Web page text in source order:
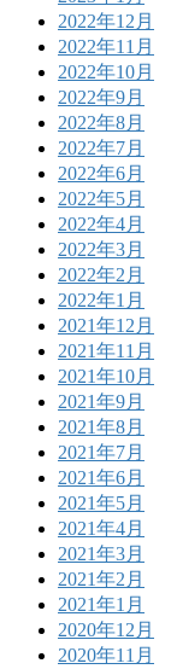
2022年12月
2022年11月
2022年10月
2022年9月
2022年8月
2022年7月
2022年6月
2022年5月
2022年4月
2022年3月
2022年2月
2022年1月
2021年12月
2021年11月
2021年10月
2021年9月
2021年8月
2021年7月
2021年6月
2021年5月
2021年4月
2021年3月
2021年2月
2021年1月
2020年12月
2020年11月